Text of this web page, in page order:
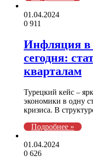
01.04.2024
0 911
Инфляция в
сегодня:
кварталам
Турецкий кейс –
экономики в одну
кризиса. В
Подробнее »
01.04.2024
0 626